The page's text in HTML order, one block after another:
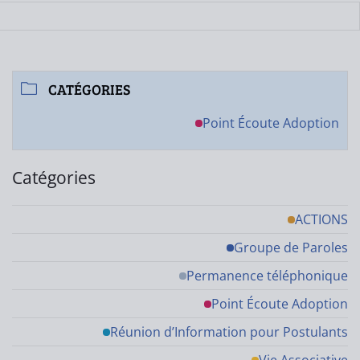
CATÉGORIES
Point Écoute Adoption
Catégories
ACTIONS
Groupe de Paroles
Permanence téléphonique
Point Écoute Adoption
Réunion d’Information pour Postulants